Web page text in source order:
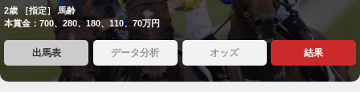
2歳 ［指定］ 馬齢
本賞金：700、280、180、110、70万円
出馬表 データ分析 オッズ 結果